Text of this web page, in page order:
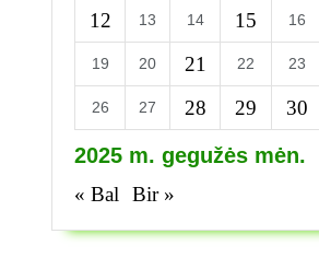
2025 m. gegužės mėn.
12 13 14 15 16
19 20 21 22 23
26 27 28 29 30
« Bal Bir »